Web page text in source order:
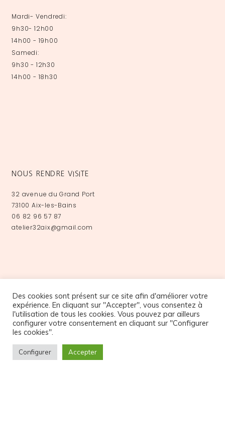
Mardi- Vendredi:
9h30- 12h00
14h00 - 19h00
Samedi:
9h30 - 12h30
14h00 - 18h30
NOUS RENDRE VISITE
32 avenue du Grand Port
73100 Aix-les-Bains
06 82 96 57 87
atelier32aix@gmail.com
NOS PARTENAIRES
Des cookies sont présent sur ce site afin d'améliorer votre
expérience. En cliquant sur "Accepter", vous consentez à
l'utilisation de tous les cookies. Vous pouvez par ailleurs
configurer votre consentement en cliquant sur "Configurer
les cookies".
Configurer Accepter